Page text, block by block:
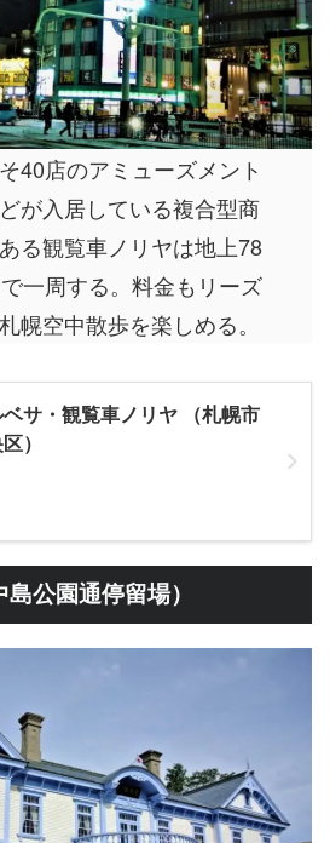
40店のアミューズメント
が入居している複合型商
る観覧車ノリヤは地上78
一周する。料金もリーズ
幌空中散歩を楽しめる。
ベサ・観覧車ノリヤ （札幌市
）
公園通停留場）